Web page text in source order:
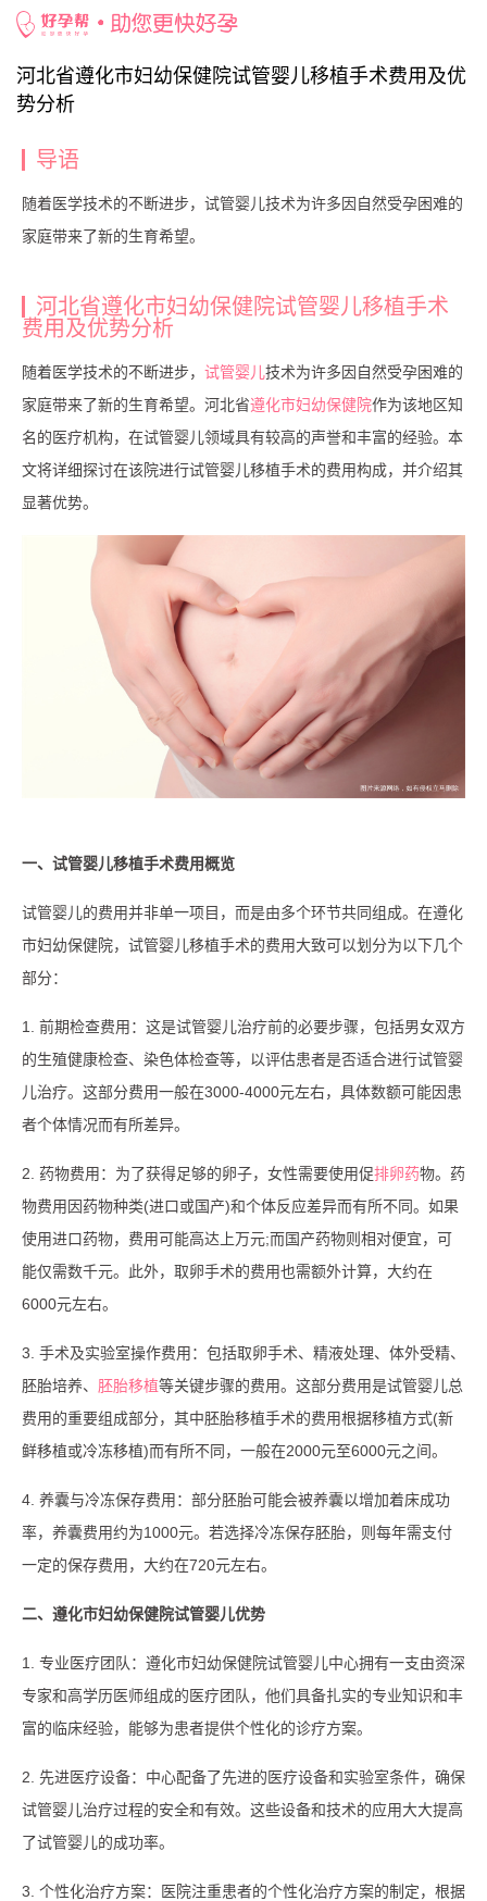
好孕百科 / 试管费用 / 河北省遵化市妇幼保健院试管婴儿移植手术费用及优势
分析
河北省遵化市妇幼保健院试管婴儿移植手术费用及优
势分析
导语
随着医学技术的不断进步，试管婴儿技术为许多因自然受孕困难的
家庭带来了新的生育希望。
河北省遵化市妇幼保健院试管婴儿移植手术
费用及优势分析
随着医学技术的不断进步， 试管婴儿技术为许多因自然受孕困难的
家庭带来了新的生育希望。河北省遵化市妇幼保健院作为该地区知
名的医疗机构，在试管婴儿领域具有较高的声誉和丰富的经验。本
文将详细探讨在该院进行试管婴儿移植手术的费用构成，并介绍其
显著优势。
一、试管婴儿移植手术费用概览
试管婴儿的费用并非单一项目，而是由多个环节共同组成。在遵化
市妇幼保健院，试管婴儿移植手术的费用大致可以划分为以下几个
部分：
1. 前期检查费用：这是试管婴儿治疗前的必要步骤，包括男女双方
的生殖健康检查、染色体检查等，以评估患者是否适合进行试管婴
儿治疗。这部分费用一般在3000-4000元左右，具体数额可能因患
者个体情况而有所差异。
2. 药物费用：为了获得足够的卵子，女性需要使用促排卵药物。药
物费用因药物种类(进口或国产)和个体反应差异而有所不同。如果
使用进口药物，费用可能高达上万元;而国产药物则相对便宜，可
能仅需数千元。此外，取卵手术的费用也需额外计算，大约在
6000元左右。
3. 手术及实验室操作费用：包括取卵手术、精液处理、体外受精、
胚胎培养、 胚胎移植等关键步骤的费用。这部分费用是试管婴儿总
费用的重要组成部分，其中胚胎移植手术的费用根据移植方式(新
鲜移植或冷冻移植)而有所不同，一般在2000元至6000元之间。
4. 养囊与冷冻保存费用：部分胚胎可能会被养囊以增加着床成功
率，养囊费用约为1000元。若选择冷冻保存胚胎，则每年需支付
一定的保存费用，大约在720元左右。
二、遵化市妇幼保健院试管婴儿优势
1. 专业医疗团队：遵化市妇幼保健院试管婴儿中心拥有一支由资深
专家和高学历医师组成的医疗团队，他们具备扎实的专业知识和丰
富的临床经验，能够为患者提供个性化的诊疗方案。
2. 先进医疗设备：中心配备了先进的医疗设备和实验室条件，确保
试管婴儿治疗过程的安全和有效。这些设备和技术的应用大大提高
了试管婴儿的成功率。
3. 个性化治疗方案：医院注重患者的个性化治疗方案的制定，根据